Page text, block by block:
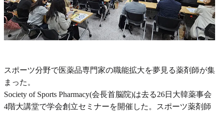
スポーツ分野で医薬品専門家の職能拡大を夢見る薬剤師が集
まった。
Society of Sports Pharmacy(会長首脳院)は去る26日大韓薬事会
4階大講堂で学会創立セミナーを開催した。スポーツ薬剤師